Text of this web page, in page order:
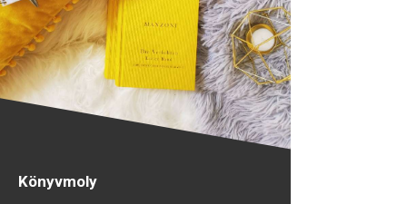
Könyvmoly